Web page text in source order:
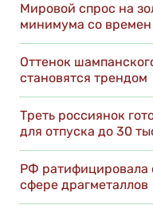
Мировой спрос на
минимума со
Оттенок
становятся трендом
Треть россиянок
для отпуска до 30
РФ ратифицировала
сфере драгметаллов